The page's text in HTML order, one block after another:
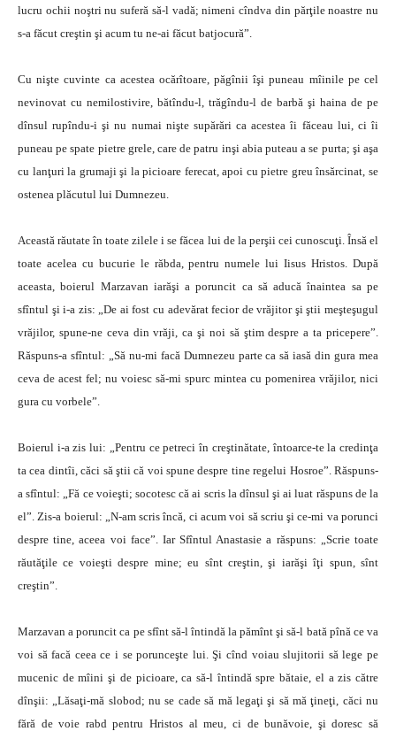
lucru ochii noştri nu suferă să-l vadă; nimeni cîndva din părţile noastre nu
s-a făcut creştin şi acum tu ne-ai făcut batjocură”.
Cu nişte cuvinte ca acestea ocărîtoare, păgînii îşi puneau mîinile pe cel
nevinovat cu nemilostivire, bătîndu-l, trăgîndu-l de barbă şi haina de pe
dînsul rupîndu-i şi nu numai nişte supărări ca acestea îi făceau lui, ci îi
puneau pe spate pietre grele, care de patru inşi abia puteau a se purta; şi aşa
cu lanţuri la grumaji şi la picioare ferecat, apoi cu pietre greu însărcinat, se
ostenea plăcutul lui Dumnezeu.
Această răutate în toate zilele i se făcea lui de la perşii cei cunoscuţi. Însă el
toate acelea cu bucurie le răbda, pentru numele lui Iisus Hristos. După
aceasta, boierul Marzavan iarăşi a poruncit ca să aducă înaintea sa pe
sfîntul şi i-a zis: „De ai fost cu adevărat fecior de vrăjitor şi ştii meşteşugul
vrăjilor, spune-ne ceva din vrăji, ca şi noi să ştim despre a ta pricepere”.
Răspuns-a sfîntul: „Să nu-mi facă Dumnezeu parte ca să iasă din gura mea
ceva de acest fel; nu voiesc să-mi spurc mintea cu pomenirea vrăjilor, nici
gura cu vorbele”.
Boierul i-a zis lui: „Pentru ce petreci în creştinătate, întoarce-te la credinţa
ta cea dintîi, căci să ştii că voi spune despre tine regelui Hosroe”. Răspuns-
a sfîntul: „Fă ce voieşti; socotesc că ai scris la dînsul şi ai luat răspuns de la
el”. Zis-a boierul: „N-am scris încă, ci acum voi să scriu şi ce-mi va porunci
despre tine, aceea voi face”. Iar Sfîntul Anastasie a răspuns: „Scrie toate
răutăţile ce voieşti despre mine; eu sînt creştin, şi iarăşi îţi spun, sînt
creştin”.
Marzavan a poruncit ca pe sfînt să-l întindă la pămînt şi să-l bată pînă ce va
voi să facă ceea ce i se porunceşte lui. Şi cînd voiau slujitorii să lege pe
mucenic de mîini şi de picioare, ca să-l întindă spre bătaie, el a zis către
dînşii: „Lăsaţi-mă slobod; nu se cade să mă legaţi şi să mă ţineţi, căci nu
fără de voie rabd pentru Hristos al meu, ci de bunăvoie, şi doresc să